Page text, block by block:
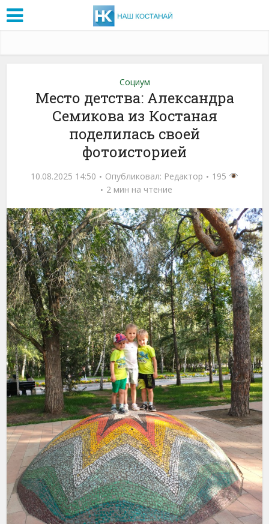
Социум
Место детства: Александра
Семикова из Костаная
поделилась своей
фотоисторией
10.08.2025 14:50 Опубликовал: Редактор
195
2 мин на чтение